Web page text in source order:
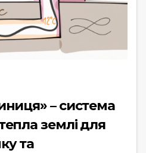
– система
землі для
та